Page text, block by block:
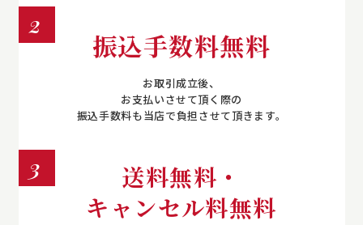
2
振込手数料無料
お取引成立後、
お支払いさせて頂く際の
振込手数料も当店で負担させて頂きます。
3
送料無料・
キャンセル料無料